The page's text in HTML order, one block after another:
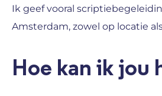
Ik geef vooral
Amsterdam, zowel op locatie
Hoe kan ik jou